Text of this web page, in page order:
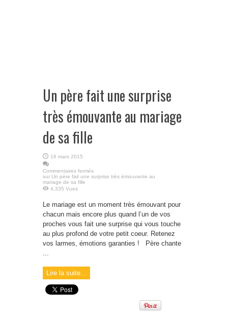
Un père fait une surprise
très émouvante au mariage
de sa fille
16 mars 2015
Commentaires fermés
sur Un père fait une surprise très émouvante au
mariage de sa fille
4,335 Vues
Le mariage est un moment très émouvant pour
chacun mais encore plus quand l’un de vos
proches vous fait une surprise qui vous touche
au plus profond de votre petit coeur. Retenez
vos larmes, émotions garanties ! Père chante
...
Lire la suite...